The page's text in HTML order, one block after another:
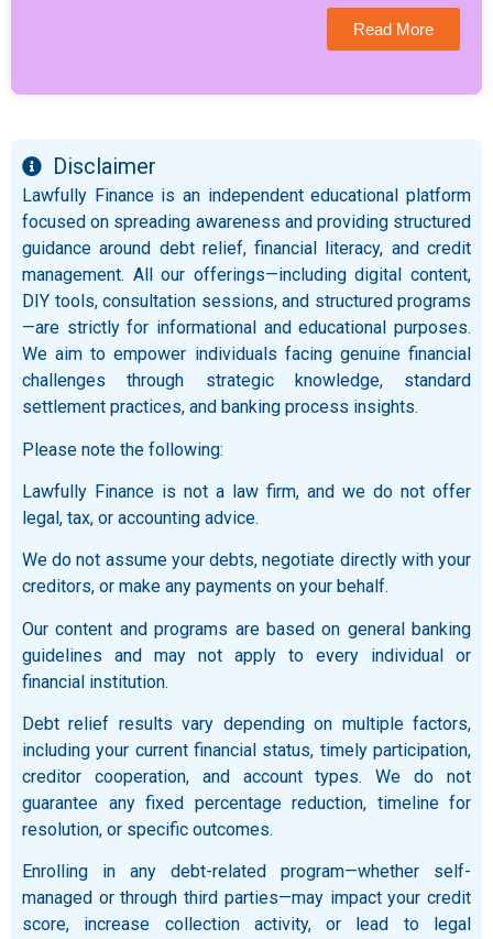
Read More
Disclaimer
Lawfully Finance is an independent educational platform
focused on spreading awareness and providing structured
guidance around debt relief, financial literacy, and credit
management. All our offerings—including digital content,
DIY tools, consultation sessions, and structured programs
—are strictly for informational and educational purposes.
We aim to empower individuals facing genuine financial
challenges through strategic knowledge, standard
settlement practices, and banking process insights.
Please note the following:
Lawfully Finance is not a law firm, and we do not offer
legal, tax, or accounting advice.
We do not assume your debts, negotiate directly with your
creditors, or make any payments on your behalf.
Our content and programs are based on general banking
guidelines and may not apply to every individual or
financial institution.
Debt relief results vary depending on multiple factors,
including your current financial status, timely participation,
creditor cooperation, and account types. We do not
guarantee any fixed percentage reduction, timeline for
resolution, or specific outcomes.
Enrolling in any debt-related program—whether self-
managed or through third parties—may impact your credit
score, increase collection activity, or lead to legal